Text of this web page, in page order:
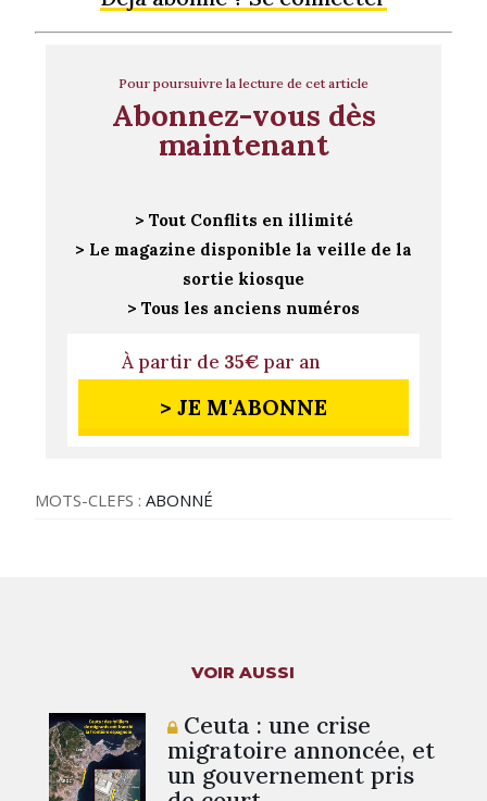
Pour poursuivre la lecture de cet article
Abonnez-vous dès
maintenant
> Tout Conflits en illimité
> Le magazine disponible la veille de la
sortie kiosque
> Tous les anciens numéros
À partir de 35€par an
> JE M'ABONNE
MOTS-CLEFS :ABONNÉ
VOIR AUSSI
Ceuta : une crise
migratoire annoncée, et
un gouvernement pris